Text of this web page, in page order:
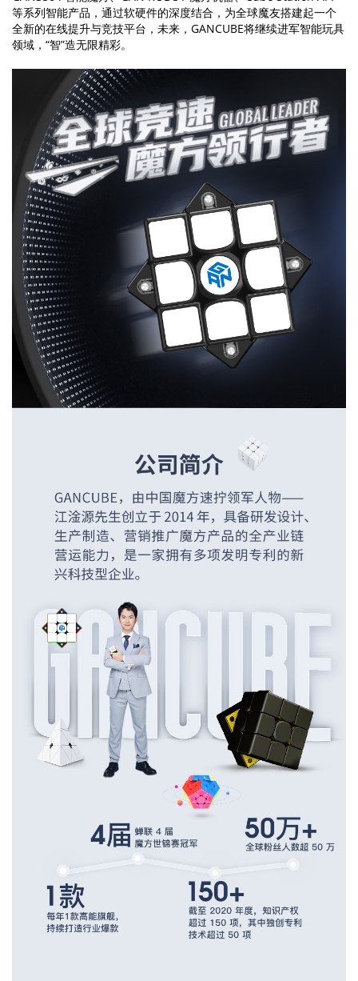
智能配件
GAN 星环计
时器
GAN251 M GAN
Pyraminx
GAN Skewb GAN251 M
356 Maglev GAN 五魔
Maglev
GAN 356 M
GAN 中心盖
国色330 有鱼 GAN11夏日 GAN330 X
山河社稷图
夏日限定
星巡 瑶光
等系列智能产品，通过软硬件的深度结合，为全球魔友搭建起一个
全新的在线提升与竞技平台，未来，GANCUBE将继续进军智能玩具
领域，“智”造无限精彩。